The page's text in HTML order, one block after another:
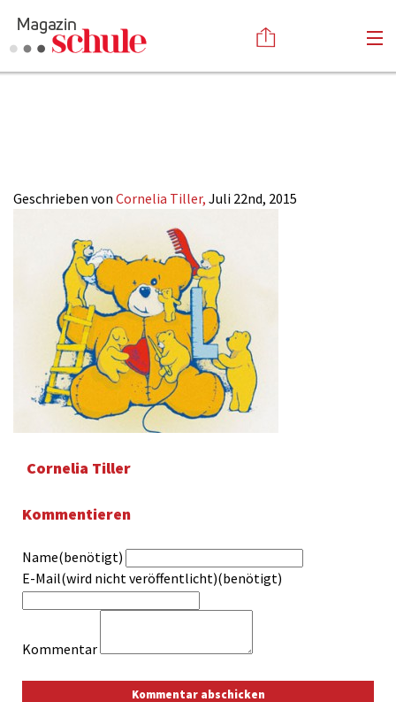
Mediadaten
Impressum
Anmelden
Geschrieben von Cornelia Tiller, Juli 22nd, 2015
Cornelia Tiller
Kommentieren
Name(benötigt)
E-Mail(wird nicht veröffentlicht)(benötigt)
Kommentar